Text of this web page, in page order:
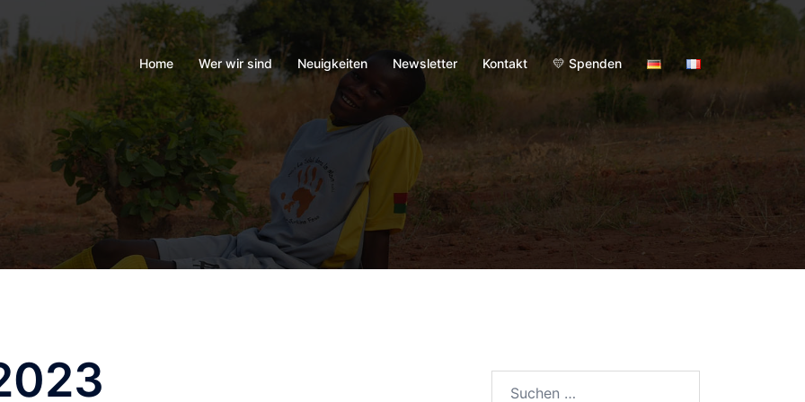
Home Wer wir sind Neuigkeiten Newsletter Kontakt 💛 Spenden